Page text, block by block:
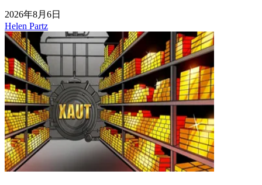
2026年8月6日
Helen Partz